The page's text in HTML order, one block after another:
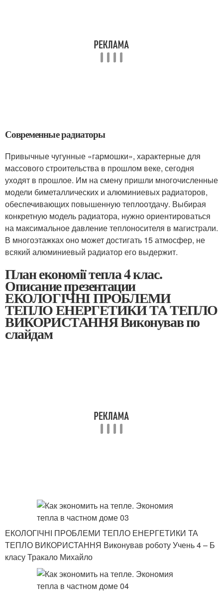
Современные радиаторы
Привычные чугунные «гармошки», характерные для
массового строительства в прошлом веке, сегодня
уходят в прошлое. Им на смену пришли многочисленные
модели биметаллических и алюминиевых радиаторов,
обеспечивающих повышенную теплоотдачу. Выбирая
конкретную модель радиатора, нужно ориентироваться
на максимальное давление теплоносителя в магистрали.
В многоэтажках оно может достигать 15 атмосфер, не
всякий алюминиевый радиатор его выдержит.
План економії тепла 4 клас.
Описание презентации
ЕКОЛОГІЧНІ ПРОБЛЕМИ
ТЕПЛО ЕНЕРГЕТИКИ ТА ТЕПЛО
ВИКОРИСТАННЯ Виконував по
слайдам
ЕКОЛОГІЧНІ ПРОБЛЕМИ ТЕПЛО ЕНЕРГЕТИКИ ТА
ТЕПЛО ВИКОРИСТАННЯ Виконував роботу Учень 4 – Б
класу Тракало Михайло